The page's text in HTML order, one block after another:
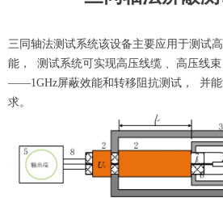
三同轴法测试系统该设备主要应用于测试
能， 测试系统可实现高压线缆 、高压线
——1GHz屏蔽效能和转移阻抗测试， 并能
求。